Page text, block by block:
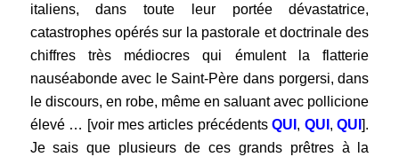
italiens, dans toute leur portée dévastatrice,
catastrophes opérés sur la pastorale et doctrinale des
chiffres très médiocres qui émulent la flatterie
nauséabonde avec le Saint-Père dans porgersi, dans
le discours, en robe, même en saluant avec pollicione
élevé … [voir mes articles précédentsQUI , QUI ,QUI ].
Je sais que plusieurs de ces grands prêtres à la